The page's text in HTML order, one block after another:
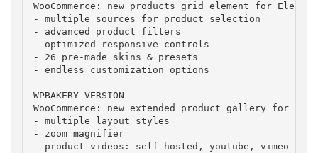
WooCommerce: new products grid element for
- multiple sources for product selection
- advanced product filters
- optimized responsive controls
- 26 pre-made skins & presets
- endless customization options
WPBAKERY VERSION
WooCommerce: new extended product gallery for
- multiple layout styles
- zoom magnifier
- product videos: self-hosted, youtube, vimeo